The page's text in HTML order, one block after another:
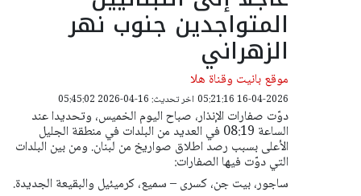
المتواجدين جنوب نهر
الزهراني
موقع بانيت وقناة هلا
16-04-2026 05:21:16 اخر تحديث: 16-04-2026 05:45:02
دوّت صفارات الإنذار، صباح اليوم الخميس، وتحديدا عند
الساعة 08:19 في العديد من البلدات في منطقة الجليل
الأعلى بسبب رصد اطلاق صواريخ من لبنان. ومن بين البلدات
التي دوّت فيها الصفارات:
ساجور، بيت جن، كسرى – سميع، كرميئيل والبقيعة الجديدة.